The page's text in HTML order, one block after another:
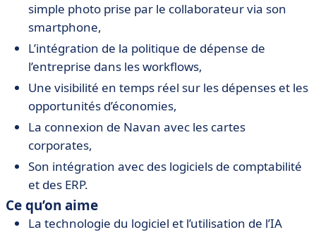
simple photo prise par le collaborateur via son
smartphone,
L’intégration de la politique de dépense de
l’entreprise dans les workflows,
Une visibilité en temps réel sur les dépenses et les
opportunités d’économies,
La connexion de Navan avec les cartes
corporates,
Son intégration avec des logiciels de comptabilité
et des ERP.
Ce qu’on aime
La technologie du logiciel et l’utilisation de l’IA